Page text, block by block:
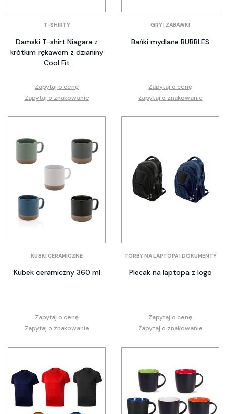
T-SHIRTY
Damski T-shirt Niagara z
krótkim rękawem z dzianiny
Cool Fit
Zapytaj o cenę
Zapytaj o znakowanie
GRY I ZABAWKI
Bańki mydlane BUBBLES
Zapytaj o cenę
Zapytaj o znakowanie
KUBKI CERAMICZNE
Kubek ceramiczny 360 ml
Zapytaj o cenę
Zapytaj o znakowanie
TORBY NA LAPTOPA I DOKUMENTY
Plecak na laptopa z logo
Zapytaj o cenę
Zapytaj o znakowanie